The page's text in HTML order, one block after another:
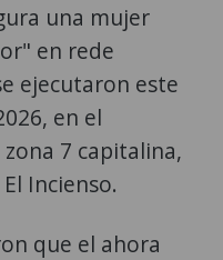
una mujer
en rede
ejecutaron este
en el
7 capitalina,
Incienso.
que el ahora